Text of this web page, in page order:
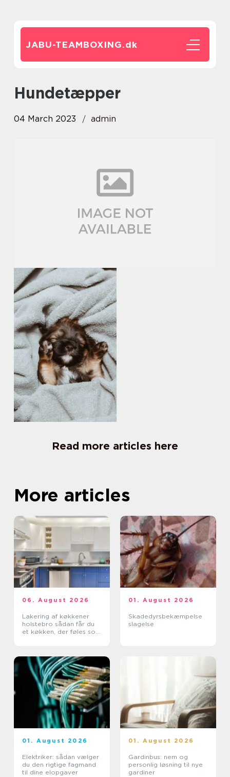
JABU-TEAMBOXING.dk
hundetæpper
04 March 2023 admin
Read more articles here
More articles
06. August 2026
Lakering af køkkener
holstebro sådan får du
et køkken, der føles som
01. August 2026
Skadedyrsbekæmpelse
slagelse
01. August 2026
Elektriker: sådan vælger
du den rigtige fagmand
til dine elopgaver
01. August 2026
Gardinbus: nem og
personlig løsning til nye
gardiner